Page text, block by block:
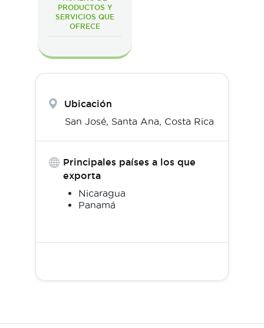
PRODUCTOS Y
SERVICIOS QUE
OFRECE
Ubicación
San José, Santa Ana, Costa Rica
Principales países a los que
exporta
Nicaragua
Panamá